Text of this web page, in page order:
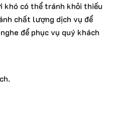
khó có thể tránh khỏi thiếu
chất lượng dịch vụ để
để phục vụ quý khách